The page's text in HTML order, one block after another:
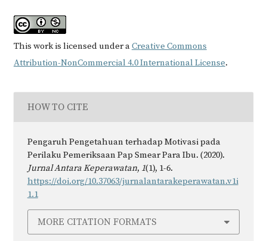
This work is licensed under aCreative Commons
Attribution-NonCommercial 4.0 International License.
HOW TO CITE
Pengaruh Pengetahuan terhadap Motivasi pada
Perilaku Pemeriksaan Pap Smear Para Ibu. (2020).
Jurnal Antara Keperawatan, 1(1), 1-6.
https://doi.org/10.37063/jurnalantarakeperawatan.v1i
1.1
MORE CITATION FORMATS